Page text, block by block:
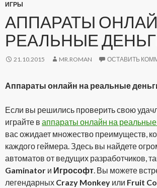
ИГРЫ
АППАРАТЫ
РЕАЛЬНЫЕ
21.10.2015 MR.ROMAN ОСТАВИТЬ
Аппараты онлайн на реальные
Если вы решились проверить свою
играйте в аппараты онлайн на реальные
вас ожидает множество преимуществ,
каждого геймера. Здесь вы найдете
автоматов от ведущих разработчиков,
Gaminator и Игрософт. Вы можете
легендарных Crazy Monkey или Fruit